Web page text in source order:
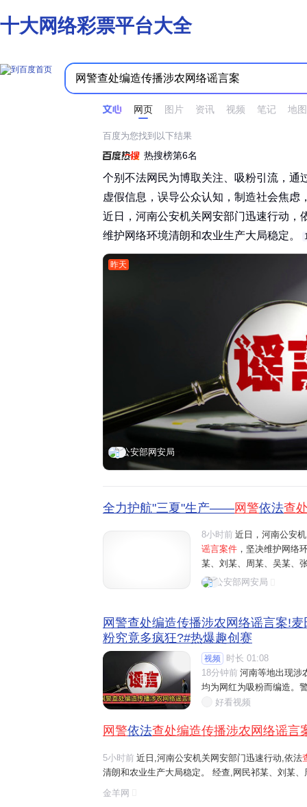
十大网络彩票平台大全
网页 图片 资讯 视频 笔记 地图
时间不限 所有网页和文件 站点内检索
百度为您找到以下结果
热搜榜第6名
个别不法网民为博取关注、吸粉引流，通
虚假信息，误导公众认知，制造社会焦
近日，河南公安机关网安部门迅速行动，
维护网络环境清朗和农业生产大局稳定。‌‌
昨天
公安部网安局
全力护航"三夏"生产——网警依法查
8小时前 近日，河南公安
谣言案件 ，坚决维护网络
某、刘某、周某、吴某、
阳、商丘、周口、济源等
公安部网安局
网警查处编造传播涉农网络谣言案!
粉究竟多疯狂?#热爆趣创赛

视频
时长 01:08
18分钟前 河南等地出现涉
均为网红为吸粉而编造。
好看视频
网警依法查处编造传播涉农网络谣言
5小时前 近日,河南公安机关网安部门迅速行动,依法
清朗和农业生产大局稳定。 经查,网民祁某、刘某
等多人发布涉安阳、商丘、周口、济源等地"毁粮
网络谣言信息,引发大范围
金羊网